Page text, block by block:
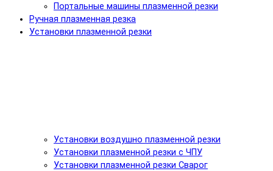
Портальные машины плазменной резки
Ручная плазменная резка
Установки плазменной резки
Установки воздушно плазменной резки
Установки плазменной резки с ЧПУ
Установки плазменной резки Сварог